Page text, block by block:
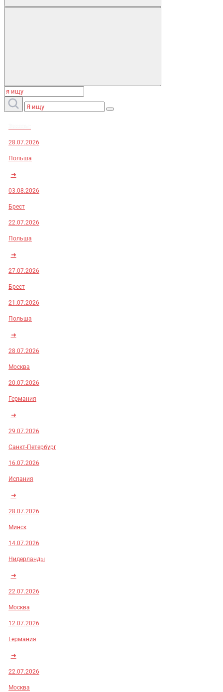
28.07.2026
Польша
➜
03.08.2026
Брест
22.07.2026
Польша
➜
27.07.2026
Брест
21.07.2026
Польша
➜
28.07.2026
Москва
20.07.2026
Германия
➜
29.07.2026
Санкт-Петербург
16.07.2026
Испания
➜
28.07.2026
Минск
14.07.2026
Нидерланды
➜
22.07.2026
Москва
12.07.2026
Германия
➜
22.07.2026
Москва